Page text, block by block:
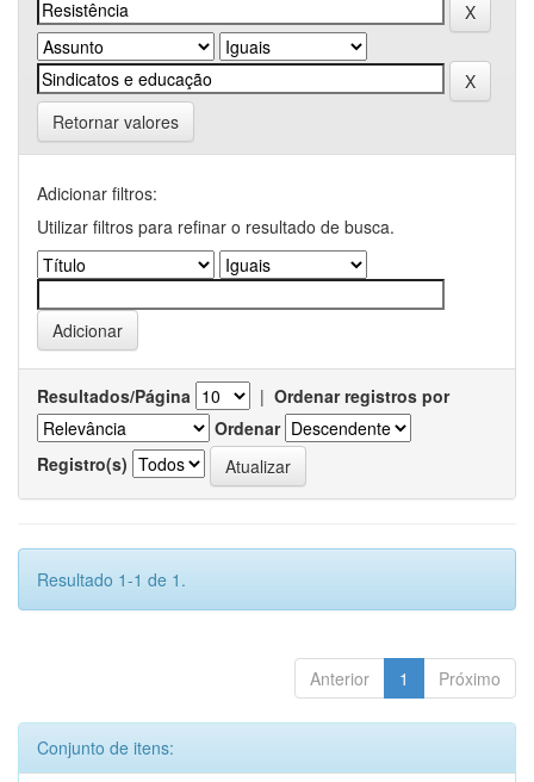
Retornar valores
Adicionar filtros:
Utilizar filtros para refinar o resultado de busca.
Resultados/Página | Ordenar registros por
Ordenar
Registro(s)
Resultado 1-1 de 1.
Anterior 1 Próximo
Conjunto de itens: